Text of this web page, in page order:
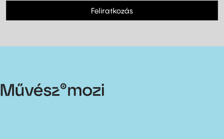
Feliratkozás